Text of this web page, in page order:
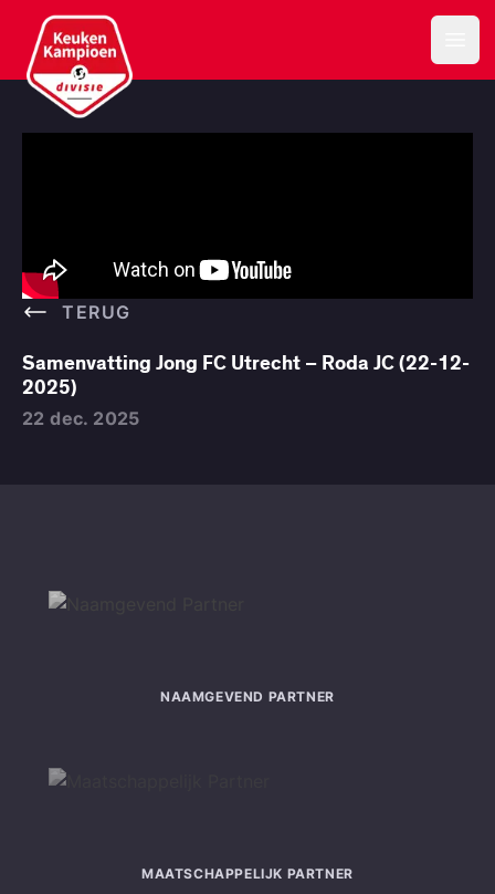
Keuken Kampioen Divisie
TERUG
Samenvatting Jong FC Utrecht – Roda JC (22-12-
2025)
22 dec. 2025
NAAMGEVEND PARTNER
MAATSCHAPPELIJK PARTNER